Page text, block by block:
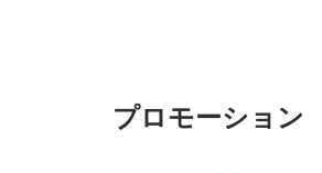
プロモーション